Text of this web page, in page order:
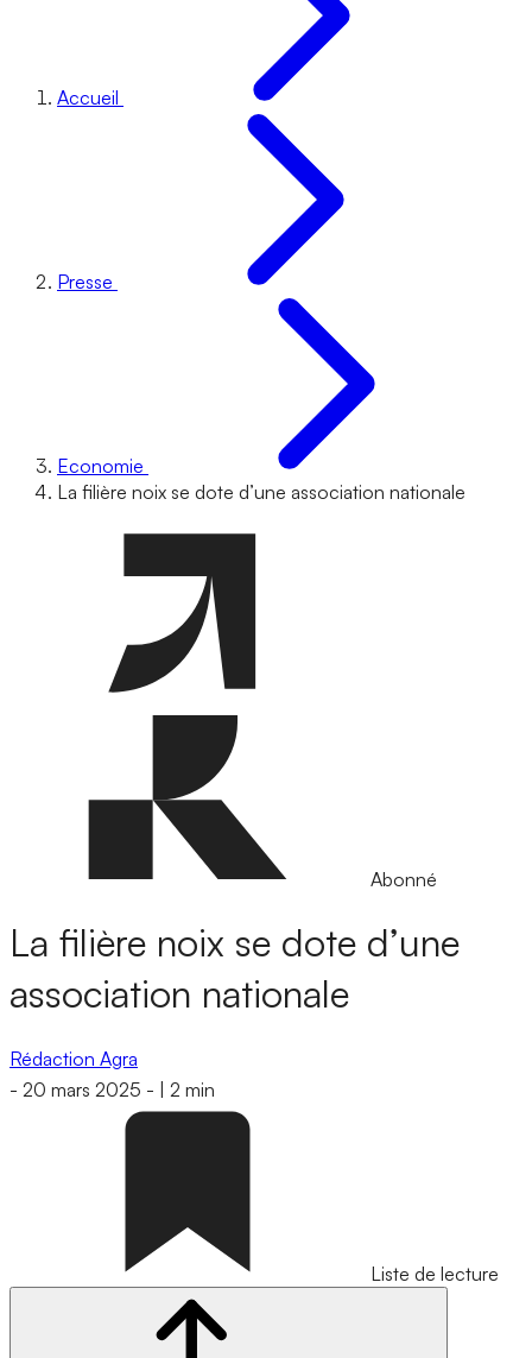
Accueil
Presse
Economie
La filière noix se dote d’une association nationale
Abonné
La filière noix se dote d’une
association nationale
Rédaction Agra
- 20 mars 2025 - 2 min
Liste de lecture